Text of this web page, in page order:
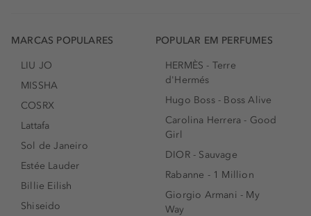
MARCAS POPULARES
LIU JO
MISSHA
COSRX
Lattafa
Sol de Janeiro
Estée Lauder
Billie Eilish
Shiseido
POPULAR EM PERFUMES
HERMÈS - Terre
d'Hermés
Hugo Boss - Boss Alive
Carolina Herrera - Good
Girl
DIOR - Sauvage
Rabanne - 1 Million
Giorgio Armani - My
Way